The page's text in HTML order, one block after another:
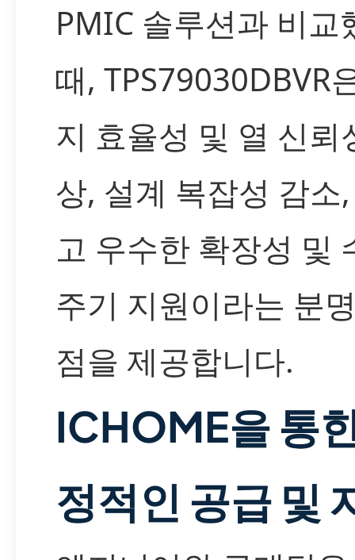
PMIC 솔루션과 비교
때, TPS79030DBVR
지 효율성 및 열 신뢰
상, 설계 복잡성 감소
고 우수한 확장성 및
주기 지원이라는 분
점을 제공합니다.
ICHOME을 통
정적인 공급 및